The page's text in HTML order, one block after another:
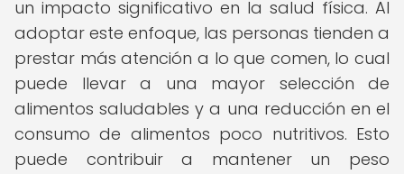
un impacto significativo en la salud física. Al
adoptar este enfoque, las personas tienden a
prestar más atención a lo que comen, lo cual
puede llevar a una mayor selección de
alimentos saludables y a una reducción en el
consumo de alimentos poco nutritivos. Esto
puede contribuir a mantener un peso